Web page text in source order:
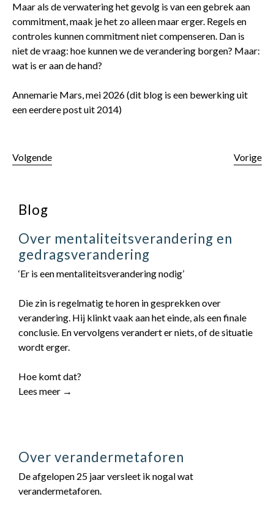
Maar als de verwatering het gevolg is van een gebrek aan
commitment, maak je het zo alleen maar erger. Regels en
controles kunnen commitment niet compenseren. Dan is
niet de vraag: hoe kunnen we de verandering borgen? Maar:
wat is er aan de hand?
Annemarie Mars, mei 2026 (dit blog is een bewerking uit
een eerdere post uit 2014)
Volgende Vorige
Blog
Over mentaliteitsverandering en
gedragsverandering
‘Er is een mentaliteitsverandering nodig’
Die zin is regelmatig te horen in gesprekken over
verandering. Hij klinkt vaak aan het einde, als een finale
conclusie. En vervolgens verandert er niets, of de situatie
wordt erger.
Hoe komt dat?
Lees meer →
Over verandermetaforen
De afgelopen 25 jaar versleet ik nogal wat
verandermetaforen.